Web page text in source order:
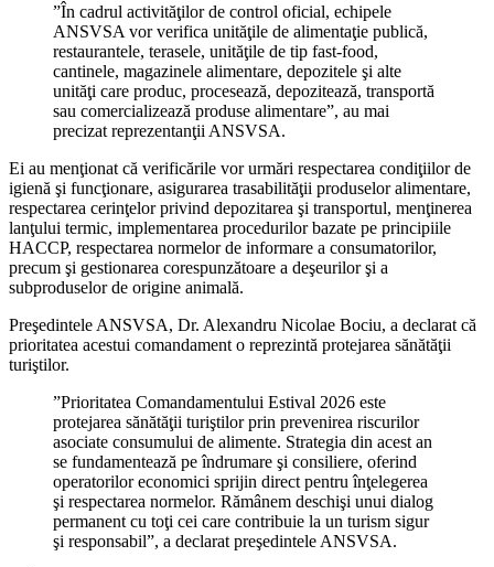
”În cadrul activităţilor de control oficial, echipele
ANSVSA vor verifica unităţile de alimentaţie publică,
restaurantele, terasele, unităţile de tip fast-food,
cantinele, magazinele alimentare, depozitele şi alte
unităţi care produc, procesează, depozitează, transportă
sau comercializează produse alimentare”, au mai
precizat reprezentanţii ANSVSA.
Ei au menţionat că verificările vor urmări respectarea condiţiilor de
igienă şi funcţionare, asigurarea trasabilităţii produselor alimentare,
respectarea cerinţelor privind depozitarea şi transportul, menţinerea
lanţului termic, implementarea procedurilor bazate pe principiile
HACCP, respectarea normelor de informare a consumatorilor,
precum şi gestionarea corespunzătoare a deşeurilor şi a
subproduselor de origine animală.
Preşedintele ANSVSA, Dr. Alexandru Nicolae Bociu, a declarat că
prioritatea acestui comandament o reprezintă protejarea sănătăţii
turiştilor.
”Prioritatea Comandamentului Estival 2026 este
protejarea sănătăţii turiştilor prin prevenirea riscurilor
asociate consumului de alimente. Strategia din acest an
se fundamentează pe îndrumare şi consiliere, oferind
operatorilor economici sprijin direct pentru înţelegerea
şi respectarea normelor. Rămânem deschişi unui dialog
permanent cu toţi cei care contribuie la un turism sigur
şi responsabil”, a declarat preşedintele ANSVSA.